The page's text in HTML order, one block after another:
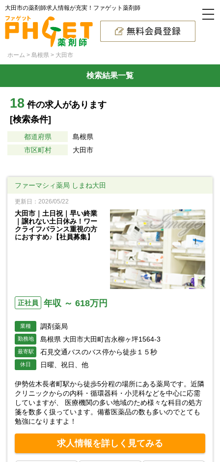
大田市の薬剤師求人情報が充実！ファゲット薬剤師
ホーム 島根県 大田市
検索結果一覧
18 件の求人があります
[検索条件]
都道府県
島根県
市区町村
大田市
ファーマシィ薬局 しまね大田
更新日：2026/05/22
大田市｜土日祝｜早い終業
｜譲れない土日休み！ワー
クライフバランス重視の方
におすすめ♪【社員募集】
正社員 年収 ～ 618万円
業種 調剤薬局
勤務地 島根県 大田市大田町吉永柳ヶ坪1564-3
最寄駅 石見交通バスのバス停から徒歩１５秒
休日 日曜、祝日、他
伊勢佐木長者町駅から徒歩5分程の場所にある薬局です。近隣
クリニックからの内科・循環器科・小児科などを中心に応需
していますが、 医療機関の多い地域のため様々な科目の処方
箋を数多く扱っています。備蓄医薬品の数も多いのでとても
勉強になりますよ！
求人情報を詳しく見てみる